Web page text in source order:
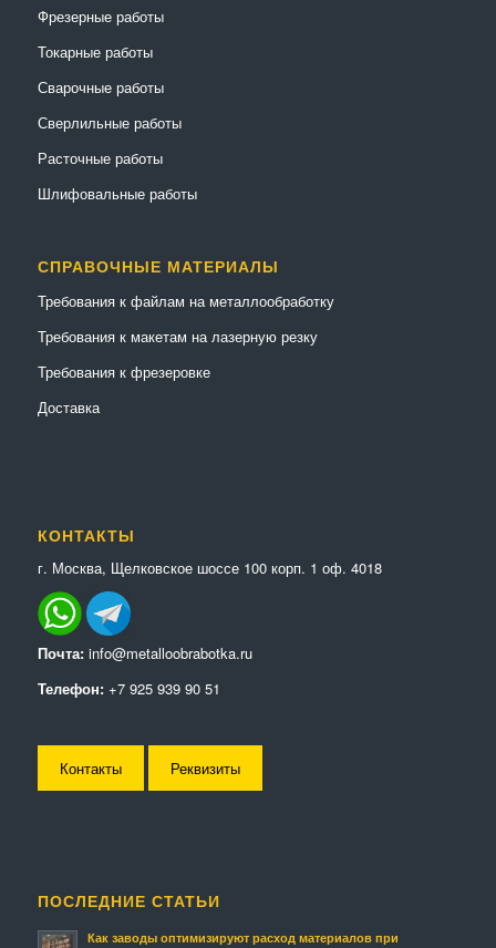
Фрезерные работы
Токарные работы
Сварочные работы
Сверлильные работы
Расточные работы
Шлифовальные работы
СПРАВОЧНЫЕ МАТЕРИАЛЫ
Требования к файлам на металлообработку
Требования к макетам на лазерную резку
Требования к фрезеровке
Доставка
КОНТАКТЫ
г. Москва, Щелковское шоссе 100 корп. 1 оф. 4018
Почта: info@metalloobrabotka.ru
Телефон: +7 925 939 90 51
Контакты Реквизиты
ПОСЛЕДНИЕ СТАТЬИ
Как заводы оптимизируют расход материалов при